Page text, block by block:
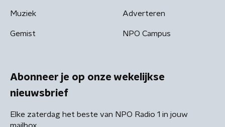
Muziek
Gemist
Adverteren
NPO Campus
Abonneer je op onze wekelijkse
nieuwsbrief
Elke zaterdag het beste van NPO Radio 1 in jouw
mailbox